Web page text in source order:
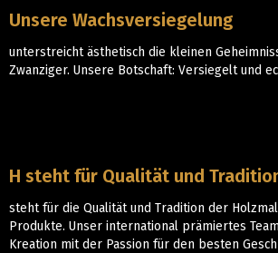
Unsere Wachsversiegelung
unterstreicht ästhetisch die kleinen
Zwanziger. Unsere Botschaft: Versiegelt und
H steht für Qualität und
steht für die Qualität und Tradition der
Produkte. Unser international prämiertes
Kreation mit der Passion für den besten